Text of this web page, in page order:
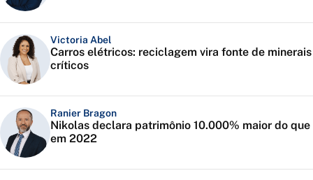
Victoria Abel
Carros elétricos: reciclagem vira fonte de minerais
críticos
Ranier Bragon
Nikolas declara patrimônio 10.000% maior do que
em 2022